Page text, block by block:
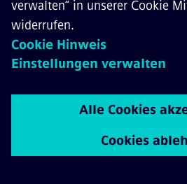
zum Thema
Cybersicherheit